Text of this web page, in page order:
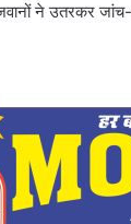
ने उतरकर